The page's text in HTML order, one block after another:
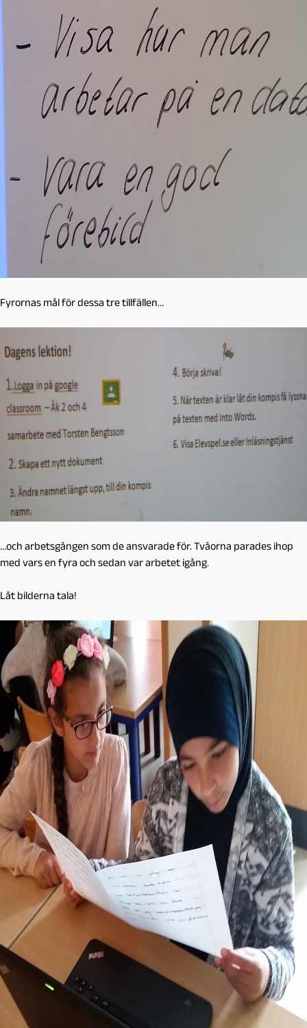
Fyrornas mål för dessa tre tillfällen…
…och arbetsgången som de ansvarade för. Tvåorna parades ihop
med vars en fyra och sedan var arbetet igång.
Låt bilderna tala!